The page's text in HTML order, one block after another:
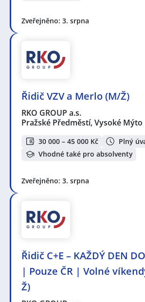
Zveřejněno: 3. srpna
Řidič VZV a Merlo (M/Ž)
RKO GROUP a.s.
Pražské Předměstí, Vysoké Mýto
30 000 – 45 000 Kč
Plný
Vhodné také pro absolventy
Zveřejněno: 3. srpna
Řidič C+E – KAŽDÝ DEN
| Pouze ČR | Volné
Ž)